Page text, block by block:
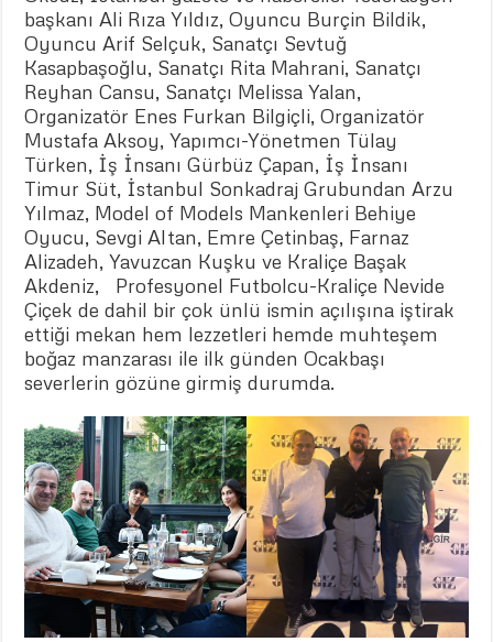
başkanı Ali Rıza Yıldız, Oyuncu Burçin Bildik,
Oyuncu Arif Selçuk, Sanatçı Sevtuğ
Kasapbaşoğlu, Sanatçı Rita Mahrani, Sanatçı
Reyhan Cansu, Sanatçı Melissa Yalan,
Organizatör Enes Furkan Bilgiçli, Organizatör
Mustafa Aksoy, Yapımcı-Yönetmen Tülay
Türken, İş İnsanı Gürbüz Çapan, İş İnsanı
Timur Süt, İstanbul Sonkadraj Grubundan Arzu
Yılmaz, Model of Models Mankenleri Behiye
Oyucu, Sevgi Altan, Emre Çetinbaş, Farnaz
Alizadeh, Yavuzcan Kuşku ve Kraliçe Başak
Akdeniz, Profesyonel Futbolcu-Kraliçe Nevide
Çiçek de dahil bir çok ünlü ismin açılışına iştirak
ettiği mekan hem lezzetleri hemde muhteşem
boğaz manzarası ile ilk günden Ocakbaşı
severlerin gözüne girmiş durumda.